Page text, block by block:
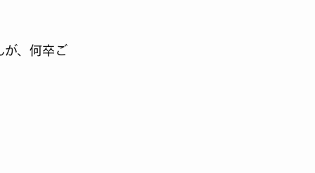
が、何卒ご